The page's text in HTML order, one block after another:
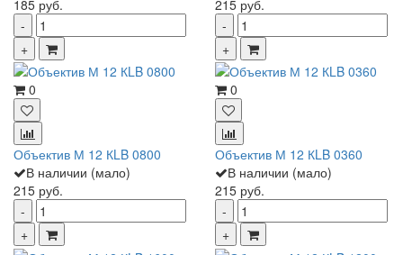
185 руб.
215 руб.
0
Объектив М 12 КLB 0800
В наличии (мало)
215 руб.
0
Объектив М 12 КLB 0360
В наличии (мало)
215 руб.